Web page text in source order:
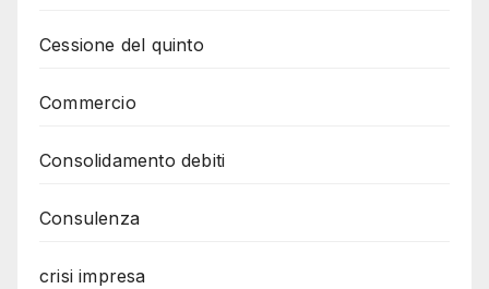
Cessione del quinto
Commercio
Consolidamento debiti
Consulenza
crisi impresa